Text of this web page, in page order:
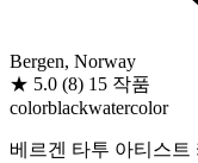
Bergen, Norway
★ 5.0 (8) 15 작품
colorblackwatercolor
베르겐 타투 아티스